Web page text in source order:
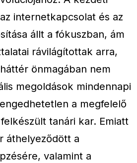
internetkapcsolat és az
állt a fókuszban, ám
rávilágítottak arra,
önmagában nem
megoldások mindennapi
a megfelelő
tanári kar. Emiatt
áthelyeződött a
valamint a